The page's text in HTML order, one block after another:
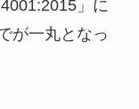
」に
が一丸となっ